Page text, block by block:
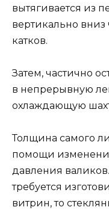
вытягивается из
вертикально
катков.
Затем, частично
в непрерывную
охлаждающую
Толщина самого
помощи
давления
требуется
витрин, то